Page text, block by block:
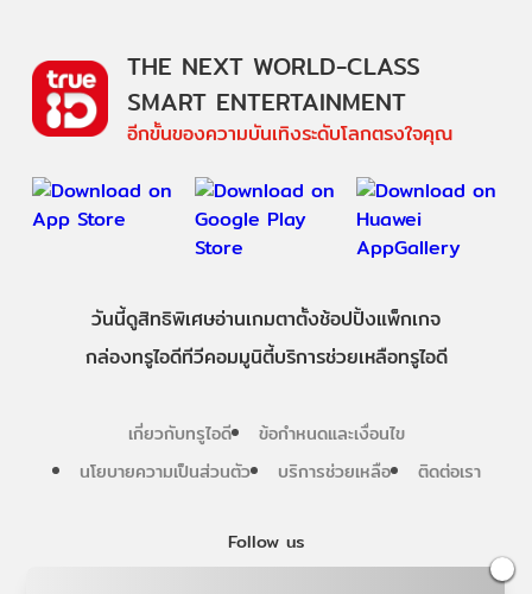
Follow us
THE NEXT WORLD-CLASS
SMART ENTERTAINMENT
อีกขั้นของความบันเทิงระดับโลกตรงใจคุณ
วันนี้ดูสิทธิพิเศษอ่านเกมตาตั้งช้อปปิ้งแพ็กเกจ
กล่องทรูไอดีทีวีคอมมูนิตี้บริการช่วยเหลือทรูไอดี
เกี่ยวกับทรูไอดี
ข้อกำหนดและเงื่อนไข
นโยบายความเป็นส่วนตัว
บริการช่วยเหลือ ติดต่อเรา